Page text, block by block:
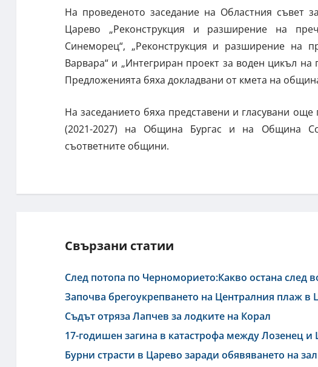
На проведеното заседание на Областния съвет
Царево „Реконструкция и разширение на
Синеморец“, „Реконструкция и разширение на
Варвара“ и „Интегриран проект за воден цикъл
Предложенията бяха докладвани от кмета на
На заседанието бяха представени и гласувани
(2021-2027) на Община Бургас и на Община
съответните общини.
Свързани статии
След потопа по Черноморието:Какво остана
Започва брегоукрепването на Централния плаж в
Съдът отряза Лапчев за лодките на Корал
17-годишен загина в катастрофа между Лозенец и
Бурни страсти в Царево заради обявяването на